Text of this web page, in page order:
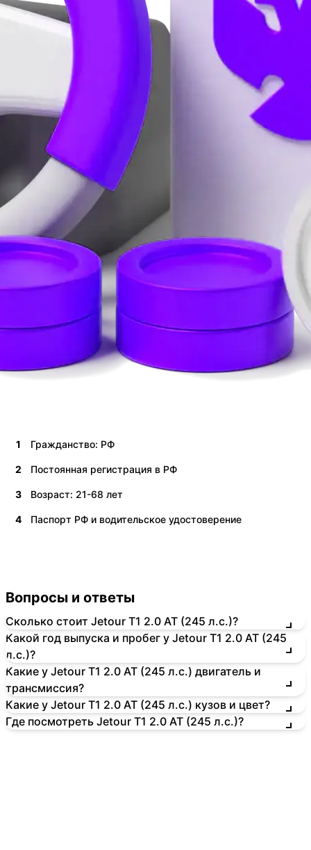
1 Гражданство: РФ
2 Постоянная регистрация в РФ
3 Возраст: 21-68 лет
4 Паспорт РФ и водительское удостоверение
Вопросы и ответы
Сколько стоит Jetour T1 2.0 AT (245 л.с.)?
Какой год выпуска и пробег у Jetour T1 2.0 AT (245
л.с.)?
Какие у Jetour T1 2.0 AT (245 л.с.) двигатель и
трансмиссия?
Какие у Jetour T1 2.0 AT (245 л.с.) кузов и цвет?
Где посмотреть Jetour T1 2.0 AT (245 л.с.)?